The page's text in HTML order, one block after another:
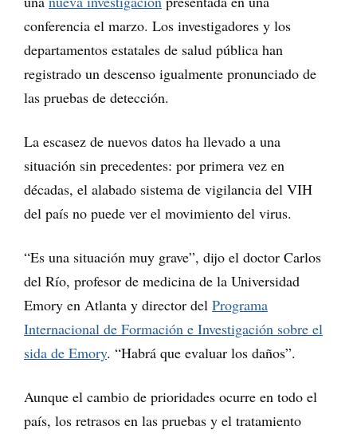
conferencia el marzo. Los investigadores y los
departamentos estatales de salud pública han
registrado un descenso igualmente pronunciado de
las pruebas de detección.
La escasez de nuevos datos ha llevado a una
situación sin precedentes: por primera vez en
décadas, el alabado sistema de vigilancia del VIH
del país no puede ver el movimiento del virus.
“Es una situación muy grave”, dijo el doctor Carlos
del Río, profesor de medicina de la Universidad
Emory en Atlanta y director del Programa
Internacional de Formación e Investigación sobre el
sida de Emory. “Habrá que evaluar los daños”.
Aunque el cambio de prioridades ocurre en todo el
país, los retrasos en las pruebas y el tratamiento